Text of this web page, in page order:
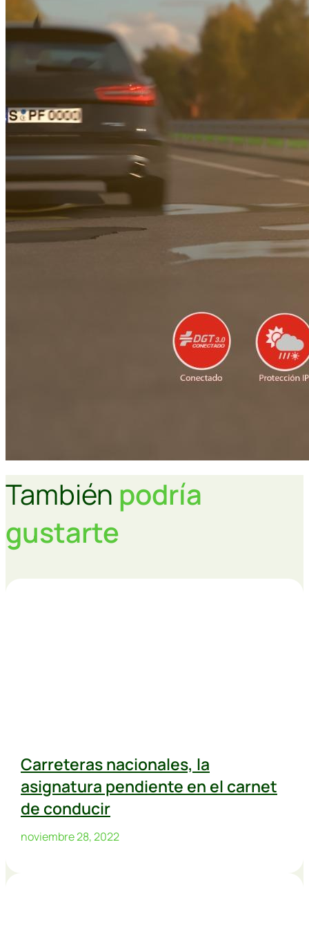
También podría
gustarte
Carreteras nacionales, la
asignatura pendiente en el carnet
de conducir
noviembre 28, 2022